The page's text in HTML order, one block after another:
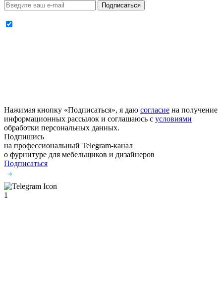
Подписаться
Нажимая кнопку «Подписаться», я даю согласие на получение
информационных рассылок и соглашаюсь с условиями
обработки персональных данных.
Подпишись
на профессиональный Telegram-канал
о фурнитуре для мебельщиков и дизайнеров
Подписаться
1